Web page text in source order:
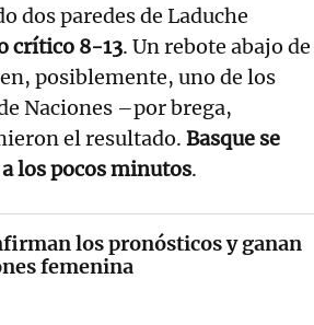
dos paredes de Laduche
crítico 8-13. Un rebote abajo de
posiblemente, uno de los
Naciones –por brega,
el resultado. Basque se
los pocos minutos.
los pronósticos y ganan
femenina